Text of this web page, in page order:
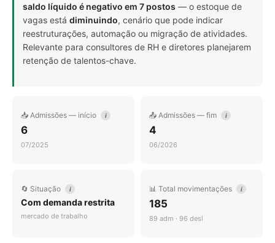
saldo líquido é negativo em 7 postos — o estoque de
vagas está diminuindo, cenário que pode indicar
reestruturações, automação ou migração de atividades.
Relevante para consultores de RH e diretores planejarem
retenção de talentos-chave.
📥 Admissões — início i
6
07/2025
📤 Admissões — fim i
4
06/2026
🔄 Situação i
Com demanda restrita
mercado de trabalho
📊 Total movimentações i
185
89 adm · 96 desl